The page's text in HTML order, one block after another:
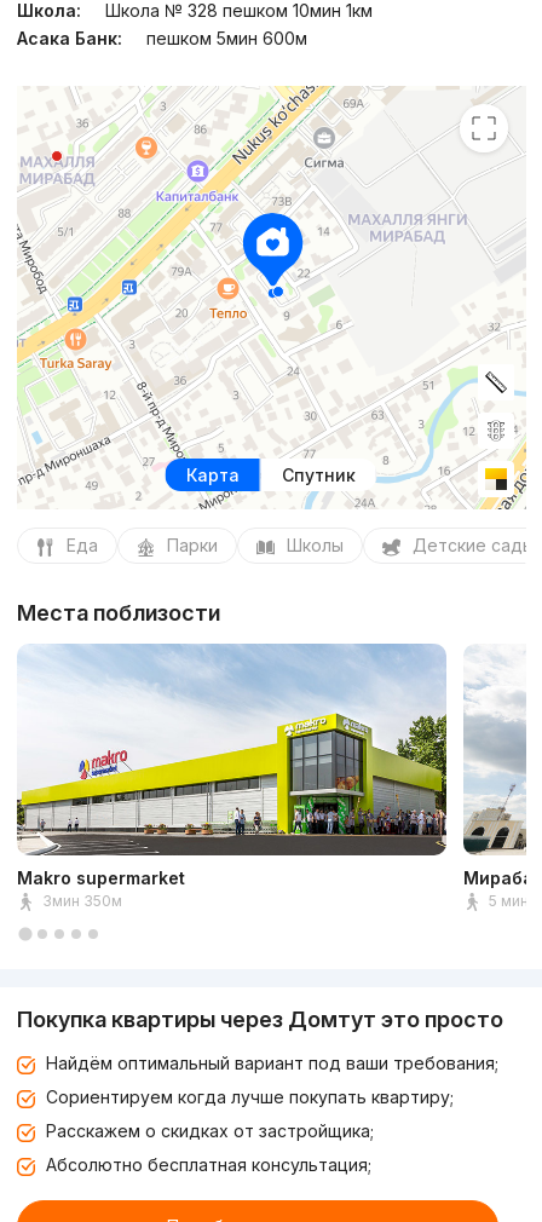
Школа:
Школа № 328 пешком 10мин 1км
Асака Банк:
пешком 5мин 600м
Карта Спутник
Еда Парки Школы Детские сады
Места поблизости
Makro supermarket
3мин 350м 5 мин
Покупка квартиры через Домтут это просто
Найдём оптимальный вариант под ваши требования;
Сориентируем когда лучше покупать квартиру;
Расскажем о скидках от застройщика;
Абсолютно бесплатная консультация;